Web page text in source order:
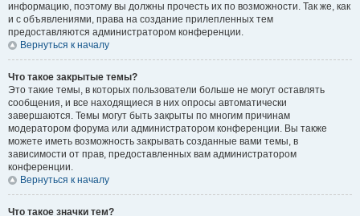
информацию, поэтому вы должны прочесть их по возможности. Так же, как
и с объявлениями, права на создание прилепленных тем
предоставляются администратором конференции.
Вернуться к началу
Что такое закрытые темы?
Это такие темы, в которых пользователи больше не могут оставлять
сообщения, и все находящиеся в них опросы автоматически
завершаются. Темы могут быть закрыты по многим причинам
модератором форума или администратором конференции. Вы также
можете иметь возможность закрывать созданные вами темы, в
зависимости от прав, предоставленных вам администратором
конференции.
Вернуться к началу
Что такое значки тем?